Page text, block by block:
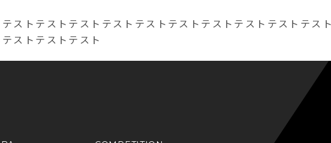
ストテストテストテストテストテストテストテストテストテス
ストテストテスト